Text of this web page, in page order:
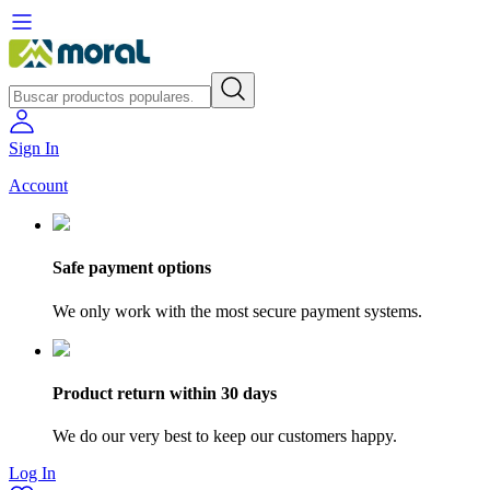
Sign In
Account
Safe payment options
We only work with the most secure payment systems.
Product return within 30 days
We do our very best to keep our customers happy.
Log In